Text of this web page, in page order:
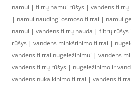
namui | filtrų namui rūšys | vandens filtrų
| namui naudingi osmoso filtrai | namui
namui | vandens filtrų nauda | filtrų rūšys
rūšys | vandens minkštinimo filtrai |
vandens filtrai nugeležinimui | vandens
vandens filtrų rūšys | nugeležinimo ir
vandens nukalkinimo filtrai | vandens filtrai